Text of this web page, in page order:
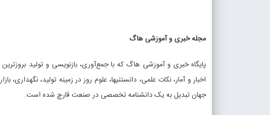
مجله خبری و آموزشی هاگ
پایگاه خبری و آموزشی هاگ که با جمع‌آوری، بازنویسی و تولید
اخبار و آمار، نکات علمی، دانستنیها، علوم روز در زمینه تولید، نگهداری،
جهان تبدیل به یک دانشنامه تخصصی در صنعت قارچ شده است.